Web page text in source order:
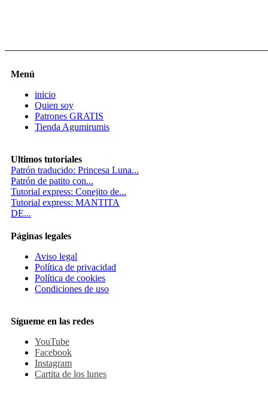
Menú
inicio
Quien soy
Patrones GRATIS
Tienda Agumirumis
Ultimos tutoriales
Patrón traducido: Princesa Luna...
Patrón de patito con...
Tutorial express: Conejito de...
Tutorial express: MANTITA
DE...
Páginas legales
Aviso legal
Política de privacidad
Política de cookies
Condiciones de uso
Sígueme en las redes
YouTube
Facebook
Instagram
Cartita de los lunes